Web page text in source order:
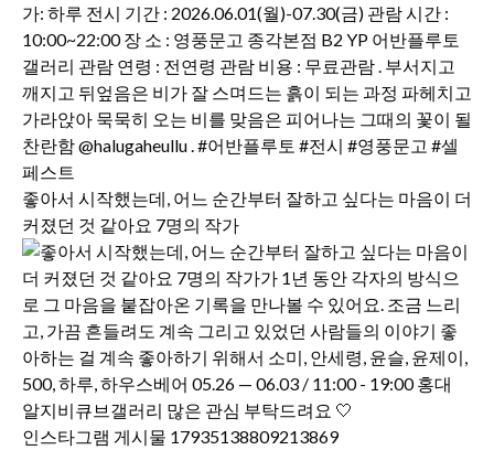
좋아서 시작했는데, 어느 순간부터 잘하고 싶다는 마음이 더
커졌던 것 같아요 7명의 작가
인스타그램 게시물 17935138809213869